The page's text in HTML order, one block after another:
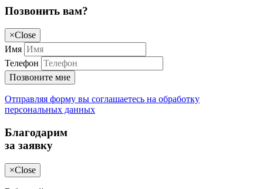
Позвонить вам?
×Close
Имя
Телефон
Позвоните мне
Отправляя форму вы соглашаетесь на обработку
персональных данных
Благодарим
за заявку
×Close